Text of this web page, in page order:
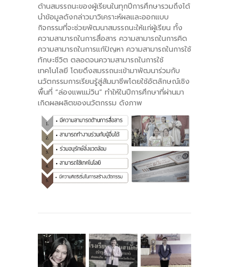
ด้านสมรรถนะของผู้เรียนในทุกปีการศึกษารวมถึงได้
นำข้อมูลดังกล่าวมาวิเคราะห์ผลและออกแบบ
กิจกรรมที่จะช่วยพัฒนาสมรรถนะให้แก่ผู้เรียน ทั้ง
ความสามารถในการสื่อสาร ความสามารถในการคิด
ความสามารถในการแก้ปัญหา ความสามารถในการใช้
ทักษะชีวิต ตลอดจนความสามารถในการใช้
เทคโนโลยี โดยดึงสมรรถนะเข้ามาพัฒนาร่วมกับ
นวัตกรรมการเรียนรู้สู่สัมมาชีพโดยใช้อัตลักษณ์เชิง
พื้นที่ “ล่องแพแม่วิน” ทำให้ในปีการศึกษาที่ผ่านมา
เกิดผลผลิตของนวัตกรรม ดังภาพ